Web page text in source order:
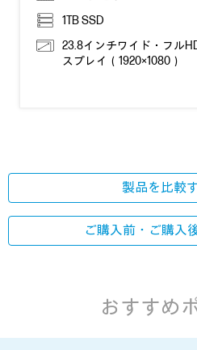
1TB SSD
23.8インチワイド・フル
スプレイ（1920×1080）
製品を比較
ご購入前・ご購入
おすすめ